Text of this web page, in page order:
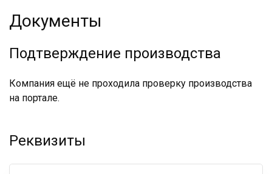
Документы
Подтверждение производства
Компания ещё не проходила проверку производства
на портале.
Реквизиты